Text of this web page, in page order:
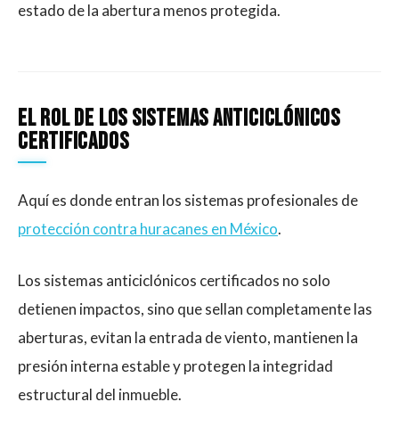
estado de la abertura menos protegida.
El rol de los sistemas anticiclónicos
certificados
Aquí es donde entran los sistemas profesionales de
protección contra huracanes en México.
Los sistemas anticiclónicos certificados no solo
detienen impactos, sino que sellan completamente las
aberturas, evitan la entrada de viento, mantienen la
presión interna estable y protegen la integridad
estructural del inmueble.